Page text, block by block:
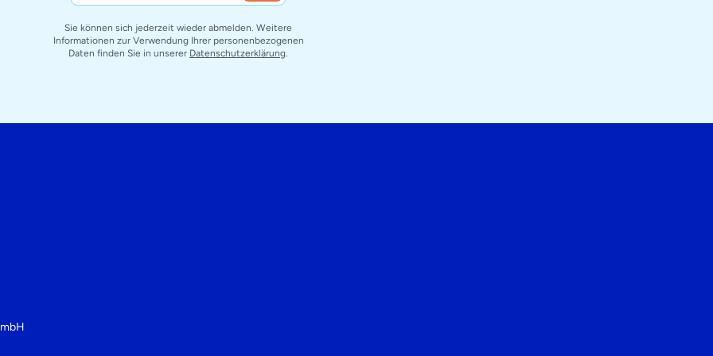
Sie können sich jederzeit wieder abmelden. Weitere
Informationen zur Verwendung Ihrer personenbezogenen
Daten finden Sie in unserer Datenschutzerklärung